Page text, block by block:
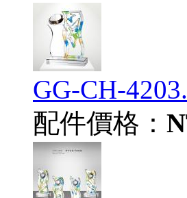
GG-CH-
配件價格：